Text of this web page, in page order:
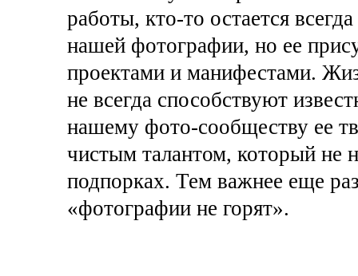
работы, кто-то остается
нашей фотографии, но ее
проектами и манифестами.
не всегда способствуют
нашему фото-сообществу ее
чистым талантом, который не
подпорках. Тем важнее еще
«фотографии не горят».